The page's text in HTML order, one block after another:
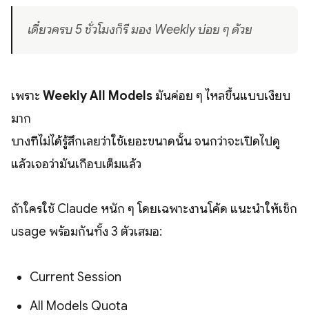
เดี๋ยวครบ 5 ชั่วโมงก็รี มอง Weekly บ่อย ๆ ด้วย
เพราะ Weekly All Models มันค่อย ๆ ไหลขึ้นแบบเงียบ
มาก
บางทีไม่ได้รู้สึกเลยว่าใช้เยอะขนาดนั้น จนกว่าจะเปิดไปดู
แล้วเจอว่ามันเกือบเต็มแล้ว
ถ้าใครใช้ Claude หนัก ๆ โดยเฉพาะงานโค้ด แนะนำให้เช็ก
usage พร้อมกันทั้ง 3 ตัวเสมอ:
Current Session
All Models Quota